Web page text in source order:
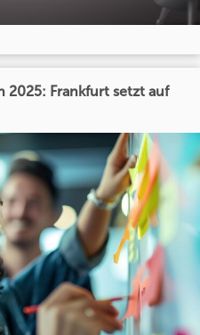
2025: Frankfurt setzt auf